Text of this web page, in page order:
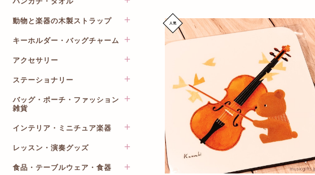
音符・音楽記号・楽譜柄
鍵盤楽器
木管楽器
金管楽器
歌・合唱
チ
バレエ
ito oto ししゅうハンカチ
猫のロンド～イニシャル
メロディーオーケストラ
コンセール
チックトーン
猫の楽団
ピルエット
動物と楽器の木製ストラップ
楽器のストラップ
動物と楽器のストラップ
楽器の木製ブローチ
キーホルダー・バッグチャーム
オールミュージックシリーズ
バンカクラフト VANCA
DALLAITI レザーキーホルダー
リーズ
バッグチャーム
ラップ
アクセサリー
イヤリング・ピアス
ネックレス・ペンダント
ブローチ・ブレスレット・リ
ヘアアクセサリー
ミニチュア楽器ピンバッジ
ネクタイピン
ステーショナリー
クリアファイル
楽譜ファイル
ノート・メモ・付箋
レターセット・封筒
削り
バッグ・ポーチ・ファッション
雑貨
レッスンバッグ・トートバッ
ポーチ・巾着・ティッシュケ
インテリア・ミニチュア楽器
アンティークシャープナー
プリザーブドフラワー
レッスン・演奏グッズ
BeauTone
食品・テーブルウェア・食器